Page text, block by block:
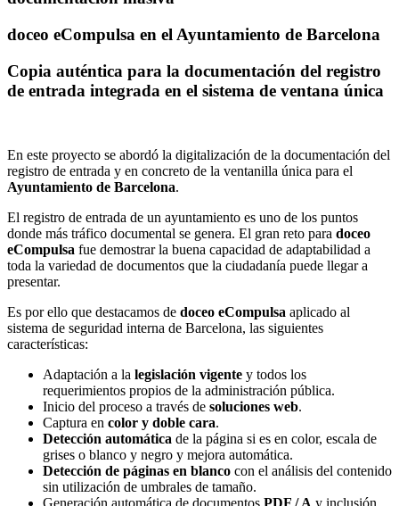
doceo eCompulsa en el Ayuntamiento de Barcelona
Copia auténtica para la documentación del registro
de entrada integrada en el sistema de ventana única
En este proyecto se abordó la digitalización de la documentación del
registro de entrada y en concreto de la ventanilla única para el
Ayuntamiento de Barcelona.
El registro de entrada de un ayuntamiento es uno de los puntos
donde más tráfico documental se genera. El gran reto para doceo
eCompulsa fue demostrar la buena capacidad de adaptabilidad a
toda la variedad de documentos que la ciudadanía puede llegar a
presentar.
Es por ello que destacamos de doceo eCompulsa aplicado al
sistema de seguridad interna de Barcelona, las siguientes
características:
Adaptación a la legislación vigente y todos los
requerimientos propios de la administración pública.
Inicio del proceso a través de soluciones web.
Captura en color y doble cara.
Detección automática de la página si es en color, escala de
grises o blanco y negro y mejora automática.
Detección de páginas en blanco con el análisis del contenido
sin utilización de umbrales de tamaño.